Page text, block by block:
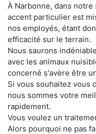
À Narbonne, dans
accent particulier est
nos employés, étant
efficacité sur le terrain.
Nous saurons
avec les animaux
concerné s'avère être
Si vous souhaitez vous
nous sommes votre
rapidement.
Vous voulez un
Alors pourquoi ne pas